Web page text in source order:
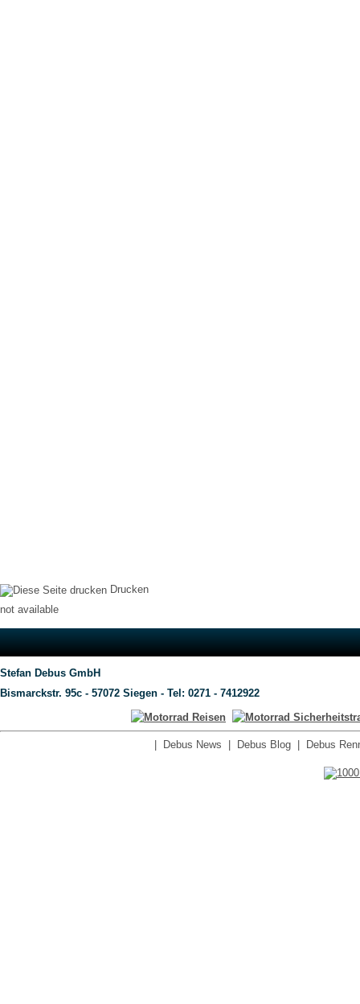
Drucken
not available
Stefan Debus GmbH
Bismarckstr. 95c - 57072 Siegen - Tel: 0271 - 7412922
Debus News Debus Blog Debus